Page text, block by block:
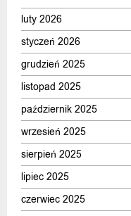
luty 2026
styczeń 2026
grudzień 2025
listopad 2025
październik 2025
wrzesień 2025
sierpień 2025
lipiec 2025
czerwiec 2025